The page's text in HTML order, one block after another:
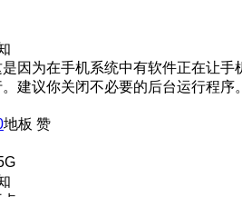
因为在手机系统中有软件正在让手
建议你关闭不必要的后台运行程序
地板 赞